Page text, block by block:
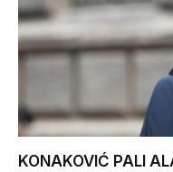
KONAKOVIĆ PALI